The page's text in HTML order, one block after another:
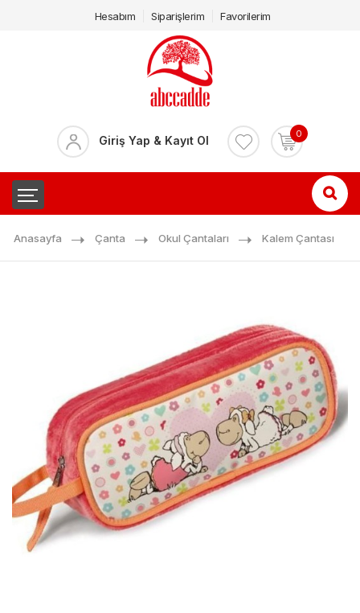
Hesabım Siparişlerim Favorilerim
Giriş Yap & Kayıt Ol 0
Anasayfa Çanta Okul Çantaları Kalem Çantası